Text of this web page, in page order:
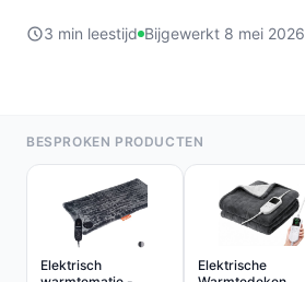
3 min leestijd Bijgewerkt 8 mei 2026
BESPROKEN PRODUCTEN
Elektrisch
Elektrische